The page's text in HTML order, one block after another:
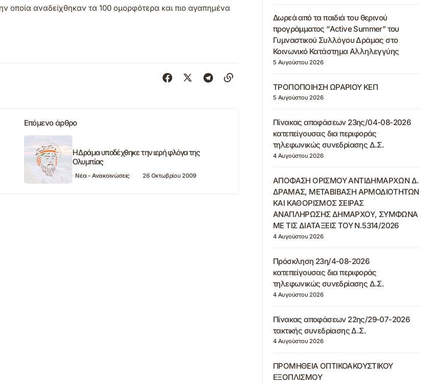
οποία αναδείχθηκαν τα 100 ομορφότερα και πιο αγαπημένα
Επόμενο άρθρο
Η Δράμα υποδέχθηκε την ιερή φλόγα της
Ολυμπίας
Νέα - Ανακοινώσεις 26 Οκτωβρίου 2009
Δωρεά από τα παιδιά του θερινού
προγράμματος “Active Summer” του
Γυμναστικού Συλλόγου Δράμας στο
Κοινωνικό Κατάστημα Αλληλεγγύης
5 Αυγούστου 2026
ΤΡΟΠΟΠΟΙΗΣΗ ΩΡΑΡΙΟΥ ΚΕΠ
5 Αυγούστου 2026
Πίνακας αποφάσεων 23ης/04-08-2026
κατεπείγουσας δια περιφοράς
τηλεφωνικώς συνεδρίασης Δ.Σ.
4 Αυγούστου 2026
ΑΠΟΦΑΣΗ ΟΡΙΣΜΟΥ ΑΝΤΙΔΗΜΑΡΧΩΝ Δ.
ΔΡΑΜΑΣ, ΜΕΤΑΒΙΒΑΣΗ ΑΡΜΟΔΙΟΤΗΤΩΝ
ΚΑΙ ΚΑΘΟΡΙΣΜΟΣ ΣΕΙΡΑΣ
ΑΝΑΠΛΗΡΩΣΗΣ ΔΗΜΑΡΧΟΥ, ΣΥΜΦΩΝΑ
ΜΕ ΤΙΣ ΔΙΑΤΑΞΕΙΣ ΤΟΥ Ν.5314/2026
4 Αυγούστου 2026
Πρόσκληση 23η/4-08-2026
κατεπείγουσας δια περιφοράς
τηλεφωνικώς συνεδρίασης Δ.Σ.
4 Αυγούστου 2026
Πίνακας αποφάσεων 22ης/29-07-2026
τακτικής συνεδρίασης Δ.Σ.
4 Αυγούστου 2026
ΠΡΟΜΗΘΕΙΑ ΟΠΤΙΚΟΑΚΟΥΣΤΙΚΟΥ
ΕΞΟΠΛΙΣΜΟΥ